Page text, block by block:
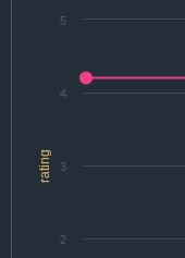
rating
2
3
4
5